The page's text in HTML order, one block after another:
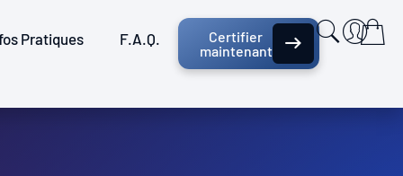
Pratiques F.A.Q.
Certifier
maintenant